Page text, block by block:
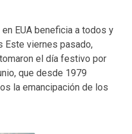
EUA beneficia a todos y
Este viernes pasado,
el día festivo por
que desde 1979
la emancipación de los